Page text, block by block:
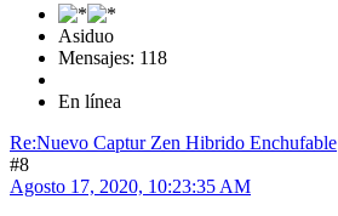
Asiduo
Mensajes: 118
En línea
Re:Nuevo Captur Zen Hibrido Enchufable
#8
Agosto 17, 2020, 10:23:35 AM